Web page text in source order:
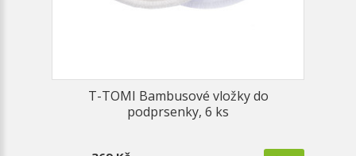
T-TOMI Bambusové vložky do
podprsenky, 6 ks